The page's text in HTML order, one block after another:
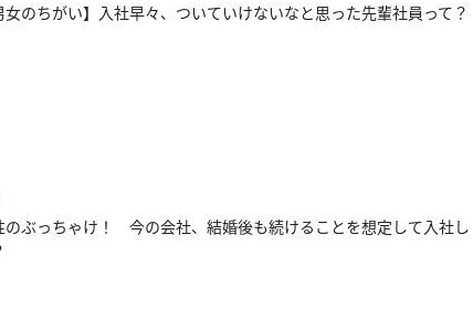
女のちがい】入社早々、ついていけないなと思った先輩社員って？
のぶっちゃけ！ 今の会社、結婚後も続けることを想定して入社し